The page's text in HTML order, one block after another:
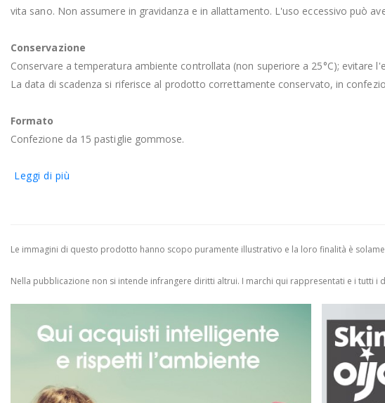
vita sano. Non assumere in gravidanza e in allattamento. L'uso eccessivo può
Conservazione
Conservare a temperatura ambiente controllata (non superiore a 25°C); evitare
La data di scadenza si riferisce al prodotto correttamente conservato, in
Formato
Confezione da 15 pastiglie gommose.
Leggi di più
Le immagini di questo prodotto hanno scopo puramente illustrativo e la loro finalità è
Nella pubblicazione non si intende infrangere diritti altrui. I marchi qui rappresentati e i tutti